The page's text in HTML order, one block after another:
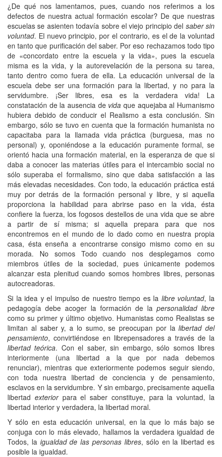
¿De qué nos lamentamos, pues, cuando nos referimos a los
defectos de nuestra actual formación escolar? De que nuestras
escuelas se asienten todavía sobre el viejo principio del saber sin
voluntad. El nuevo principio, por el contrario, es el de la voluntad
en tanto que purificación del saber. Por eso rechazamos todo tipo
de «concordato entre la escuela y la vida», pues la escuela
misma es la vida, y la autorevelación de la persona su tarea,
tanto dentro como fuera de ella. La educación universal de la
escuela debe ser una formación para la libertad, y no para la
servidumbre. ¡Ser libres, esa es la verdadera vida! La
constatación de la ausencia de vida que aquejaba al Humanismo
hubiera debido de conducir el Realismo a esta conclusión. Sin
embargo, sólo se tuvo en cuenta que la formación humanista no
capacitaba para la llamada vida práctica (burguesa, mas no
personal) y, oponiéndose a la educación puramente formal, se
orientó hacia una formación material, en la esperanza de que si
daba a conocer las materias útiles para el intercambio social no
sólo superaba el formalismo, sino que daba satisfacción a las
más elevadas necesidades. Con todo, la educación práctica está
muy por detrás de la formación personal y libre, y si aquella
proporciona la habilidad para abrirse paso en la vida, ésta
confiere la fuerza, los fogosos destellos de una vida que se abre
a partir de sí misma; si aquella prepara para que nos
encontremos en el mundo de lo dado como en nuestra propia
casa, ésta enseña a encontrarse consigo mismo como en su
morada. No somos Todo cuando nos desplegamos como
miembros útiles de la sociedad, pues únicamente podemos
alcanzar esta plenitud cuando somos hombres libres, personas
autocreadoras.
Si la idea y el impulso de nuestro tiempo es la libre voluntad, la
pedagogía debe acoger la formación de la personalidad libre
como su primer y último objetivo. Humanistas como Realistas se
limitan al saber y, a lo sumo, se preocupan por lalibertad del
pensamiento, convirtiéndose en librepensadores a través de la
libertad teórica. Con el saber, sin embargo, sólo somos libres
interiormente (una libertad a la que por nada debemos
renunciar), mientras que exteriormente podemos seguir siendo,
con toda nuestra libertad de conciencia y de pensamiento,
esclavos en la servidumbre. Y sin embargo, precisamente aquella
libertad exteriorpara el saber constituye, para la voluntad, la
libertad interior y verdadera, la libertad moral.
Y sólo en esta educación universal, en la que lo más bajo se
conjuga con lo más elevado, hallamos la verdadera igualdad de
Todos, la igualdad de las personas libres, sólo en la libertad es
posible la igualdad.